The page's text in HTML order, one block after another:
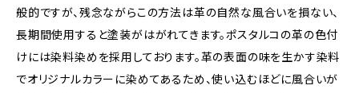
般的ですが、残念ながらこの方法は革の自然な風合いを損ない、
長期間使用すると塗装がはがれてきます。ポスタルコの革の色付
けには染料染めを採用しております。革の表面の味を生かす染料
でオリジナルカラーに染めてあるため、使い込むほどに風合いが